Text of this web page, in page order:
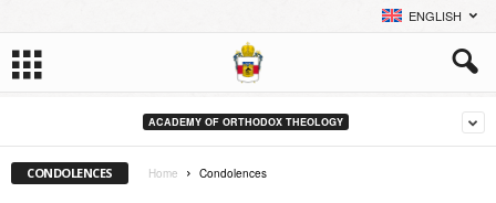
ENGLISH
ACADEMY OF ORTHODOX THEOLOGY
CONDOLENCES Home Condolences